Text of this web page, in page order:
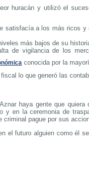
huracán y utilizó el
satisfacía a los más ricos y
más bajos de su
de vigilancia de los
conocida por la
lo que generó las
haya gente que quiera
y en la ceremonia de
criminal pague por sus
el futuro alguien como él